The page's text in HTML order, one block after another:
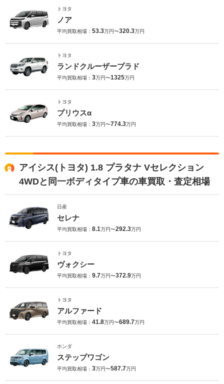
トヨタ
ノア
平均買取相場： 53.3万円〜320.3万円
トヨタ
ランドクルーザープラド
平均買取相場： 3万円〜1325万円
トヨタ
プリウスα
平均買取相場： 3万円〜774.3万円
アイシス(トヨタ) 1.8 プラタナ Vセレクション
4WDと同一ボディタイプ車の車買取・査定相場
日産
セレナ
平均買取相場： 8.1万円〜292.3万円
トヨタ
ヴォクシー
平均買取相場： 9.7万円〜372.9万円
トヨタ
アルファード
平均買取相場： 41.8万円〜689.7万円
ホンダ
ステップワゴン
平均買取相場： 3万円〜587.7万円